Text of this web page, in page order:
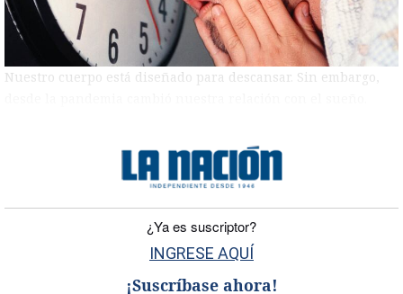
Nuestro cuerpo está diseñado para descansar. Sin embargo,